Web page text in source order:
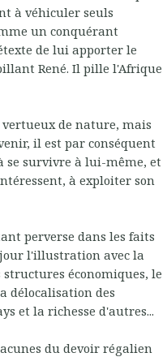
à véhiculer seuls
un conquérant
de lui apporter le
René. Il pille l'Afrique
de nature, mais
il est par conséquent
se survivre à lui-même, et
à exploiter son
perverse dans les faits
l'illustration avec la
économiques, le
délocalisation des
et la richesse d'autres...
du devoir régalien